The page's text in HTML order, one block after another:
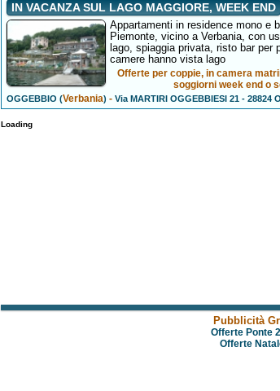
IN VACANZA SUL LAGO MAGGIORE, WEEK END
Appartamenti in residence mono e
Piemonte, vicino a Verbania, con
lago, spiaggia privata, risto bar
camere hanno vista lago
Offerte per coppie, in camera
soggiorni week end o
OGGEBBIO (Verbania) -Via MARTIRI OGGEBBIESI 21 - 28824
Loading
Pubblicità
Offerte Ponte
Offerte